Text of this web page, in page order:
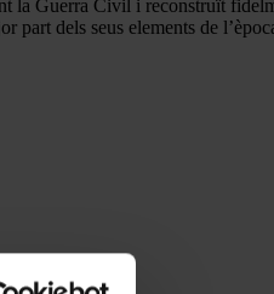
la Guerra Civil i reconstruït
part dels seus elements de